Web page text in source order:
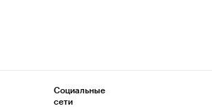
Социальные
сети